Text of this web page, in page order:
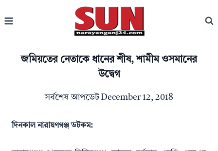
to
জমিয়তের নেতাকে ধানের শীষ, শামীম ওসমানের
উদ্বেগ
সর্বশেষ আপডেটDecember 12, 2018
দিনকাল নারায়ণগঞ্জ ডটকম: